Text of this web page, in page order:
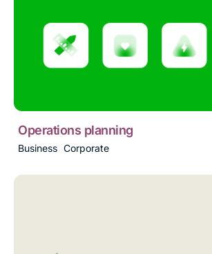
Operations planning
Business Corporate